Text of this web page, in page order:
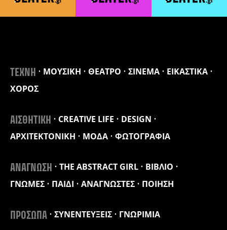
ΤΕΧΝΗ ΜΟΥΣΙΚΗ ΘΕΑΤΡΟ ΣΙΝΕΜΑ
ΕΙΚΑΣΤΙΚΑ
ΧΟΡΟΣ
ΑΙΣΘΗΤΙΚΗ CREATIVE LIFE
DESIGN
ΑΡΧΙΤΕΚΤΟΝΙΚΗ
ΜΟΔΑ ΦΩΤΟΓΡΑΦΙΑ
ΑΝΑΓΝΩΣΗ THE ABSTRACT GIRL
ΒΙΒΛΙΟ
ΓΝΩΜΕΣ
ΠΑΙΔΙ ΑΝΑΓΝΩΣΤΕΣ ΠΟΙΗΣΗ
ΠΡΟΣΩΠΑ ΣΥΝΕΝΤΕΥΞΕΙΣ ΓΝΩΡΙΜΙΑ